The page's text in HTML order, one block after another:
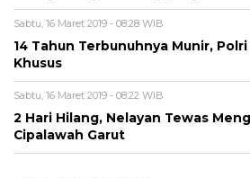
Sabtu, 16 Maret 2019 - 08:28 WIB
14 Tahun Terbunuhnya Munir,
Khusus
Sabtu, 16 Maret 2019 - 08:22 WIB
2 Hari Hilang, Nelayan Tewas
Cipalawah Garut